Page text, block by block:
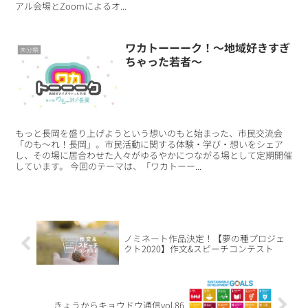
アル会場とZoomによるオ...
未分類
ワカトーーーク！～地域好きすぎ
ちゃった若者～
もっと長岡を盛り上げようという想いのもと始まった、市民交流会
「のも～れ！長岡」。市民活動に関する体験・学び・想いをシェア
し、その場に居合わせた人々がゆるやかにつながる場として定期開催
しています。 今回のテーマは、「ワカトーー...
ノミネート作品決定！【夢の種プロジェ
クト2020】作文&スピーチコンテスト
きょうからキョウドウ通信vol.86